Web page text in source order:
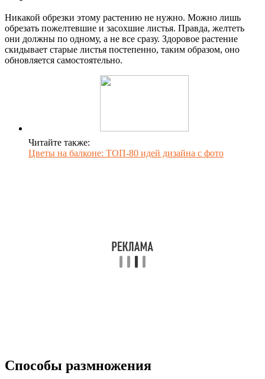
Никакой обрезки этому растению не нужно. Можно лишь
обрезать пожелтевшие и засохшие листья. Правда, желтеть
они должны по одному, а не все сразу. Здоровое растение
скидывает старые листья постепенно, таким образом, оно
обновляется самостоятельно.
Читайте также:
Цветы на балконе: ТОП-80 идей дизайна с фото
Способы размножения